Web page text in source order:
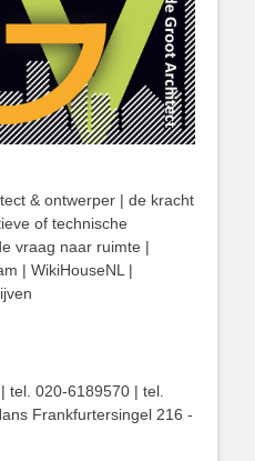
& ontwerper | de kracht
of technische
vraag naar ruimte |
| WikiHouseNL |
tel. 020-6189570 | tel.
Frankfurtersingel 216 -